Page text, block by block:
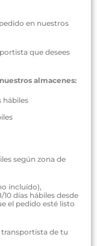
en nuestros
que desees
almacenes:
hábiles
según zona de
incluído),
días hábiles desde
el pedido esté listo
transportista de tu